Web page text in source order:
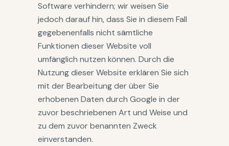
Software verhindern; wir weisen Sie
jedoch darauf hin, dass Sie in diesem Fall
gegebenenfalls nicht sämtliche
Funktionen dieser Website voll
umfänglich nutzen können. Durch die
Nutzung dieser Website erklären Sie sich
mit der Bearbeitung der über Sie
erhobenen Daten durch Google in der
zuvor beschriebenen Art und Weise und
zu dem zuvor benannten Zweck
einverstanden.